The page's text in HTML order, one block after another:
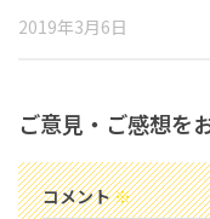
2019年3月6日
ご意見・ご感想を
コメント※